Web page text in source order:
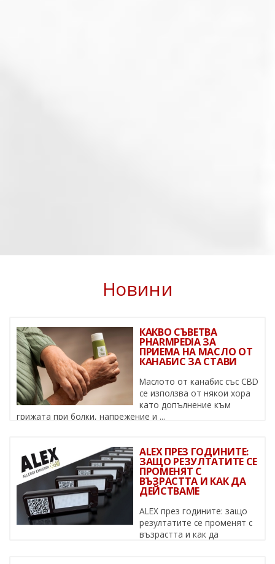
Новини
КАКВО СЪВЕТВА
PHARMPEDIA ЗА
ПРИЕМА НА МАСЛО ОТ
КАНАБИС ЗА СТАВИ
Маслото от канабис със CBD
се използва от някои хора
като допълнение към
грижата при болки, напрежение и ...
ALEX ПРЕЗ ГОДИНИТЕ:
ЗАЩО РЕЗУЛТАТИТЕ СЕ
ПРОМЕНЯТ С
ВЪЗРАСТТА И КАК ДА
ДЕЙСТВАМЕ
ALEX през годините: защо
резултатите се променят с
възрастта и как да